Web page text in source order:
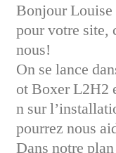
Bonjour Louise
pour votre site,
nous!
On se lance
ot Boxer L2H2
n sur
pourrez nous
Dans notre